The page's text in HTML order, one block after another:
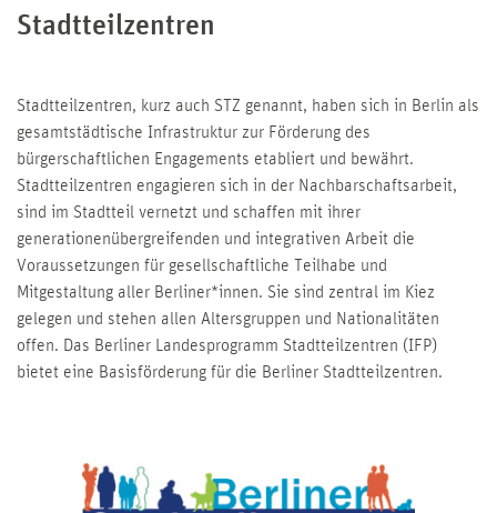
Stadtteilzentren
Stadtteilzentren, kurz auch STZ genannt, haben sich in Berlin als
gesamtstädtische Infrastruktur zur Förderung des
bürgerschaftlichen Engagements etabliert und bewährt.
Stadtteilzentren engagieren sich in der Nachbarschaftsarbeit,
sind im Stadtteil vernetzt und schaffen mit ihrer
generationenübergreifenden und integrativen Arbeit die
Voraussetzungen für gesellschaftliche Teilhabe und
Mitgestaltung aller Berliner*innen. Sie sind zentral im Kiez
gelegen und stehen allen Altersgruppen und Nationalitäten
offen. Das Berliner Landesprogramm Stadtteilzentren (IFP)
bietet eine Basisförderung für die Berliner Stadtteilzentren.